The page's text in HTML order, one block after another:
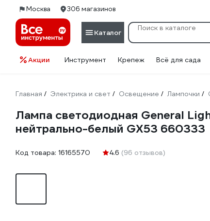
Москва 306 магазинов
Каталог
Акции Инструмент Крепеж Всё для сада
Главная / Электрика и свет / Освещение / Лампочки /
Лампа светодиодная General
нейтрально-белый GX53 660333
Код товара: 16165570 4.6 (96 отзывов)